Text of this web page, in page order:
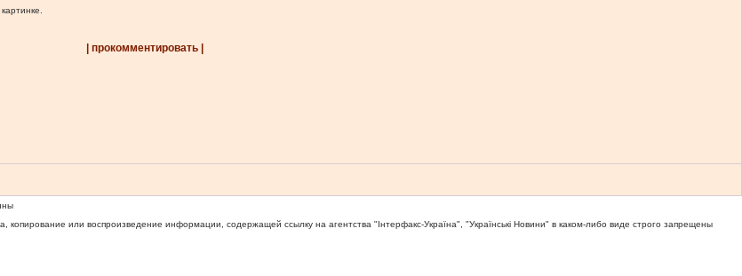
| прокомментировать |
копирование или воспроизведение информации, содержащей ссылку на агентства "Iнтерфакс-Україна", "Українськi Новини" в каком-либо виде строго запрещены